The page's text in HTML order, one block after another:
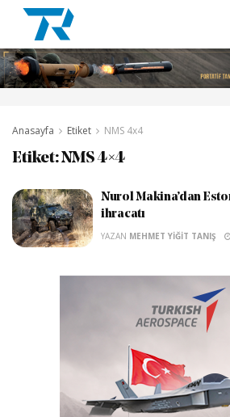
Anasayfa Etiket NMS 4x4
Etiket:NMS 4×4
Nurol Makina’dan
ihracatı
YAZAN MEHMET YIĞIT TANIŞ